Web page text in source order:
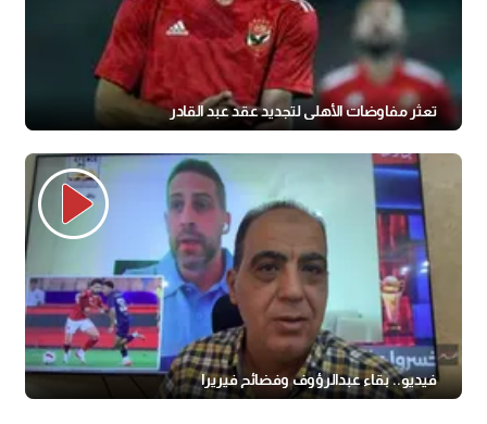
تعثر مفاوضات الأهلي لتجديد عقد عبد القادر
فيديو.. بقاء عبدالرؤوف وفضائح فيريرا